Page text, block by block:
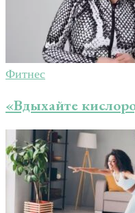
Фитнес
«Вдыхайте